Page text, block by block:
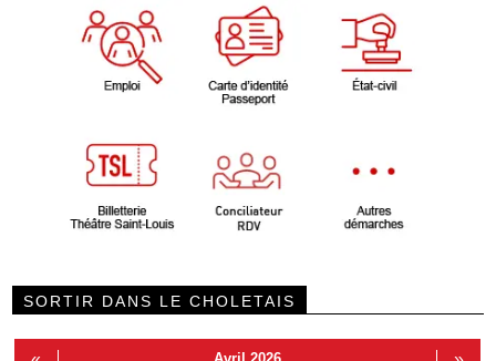
SORTIR DANS LE CHOLETAIS